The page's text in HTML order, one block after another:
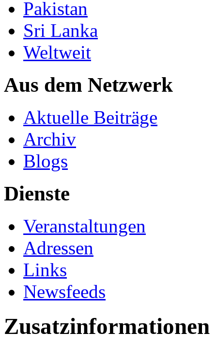
Pakistan
Sri Lanka
Weltweit
Aus dem Netzwerk
Aktuelle Beiträge
Archiv
Blogs
Dienste
Veranstaltungen
Adressen
Links
Newsfeeds
Zusatzinformationen